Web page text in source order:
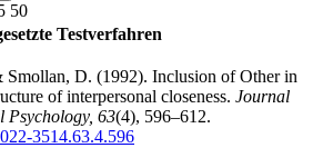
50
Testverfahren
D. (1992). Inclusion of Other in
of interpersonal closeness. Journal
Psychology, 63(4), 596–612.
3514.63.4.596